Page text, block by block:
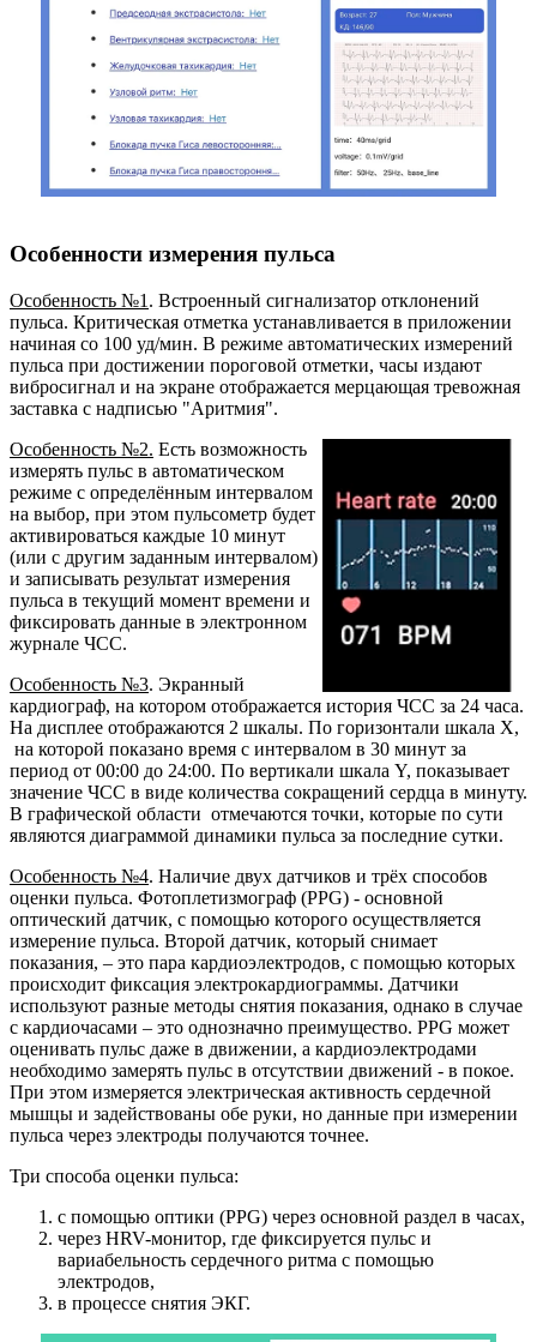
Особенности измерения пульса
Особенность №1 . Встроенный сигнализатор отклонений
пульса. Критическая отметка устанавливается в приложении
начиная со 100 уд/мин. В режиме автоматических измерений
пульса при достижении пороговой отметки, часы издают
вибросигнал и на экране отображается мерцающая тревожная
заставка с надписью "Аритмия".
Особенность №2. Есть возможность
измерять пульс в автоматическом
режиме с определённым интервалом
на выбор, при этом пульсометр будет
активироваться каждые 10 минут
(или с другим заданным интервалом)
и записывать результат измерения
пульса в текущий момент времени и
фиксировать данные в электронном
журнале ЧСС.
Особенность №3. Экранный
кардиограф, на котором отображается история ЧСС за 24 часа.
На дисплее отображаются 2 шкалы. По горизонтали шкала X,
на которой показано время с интервалом в 30 минут за
период от 00:00 до 24:00. По вертикали шкала Y, показывает
значение ЧСС в виде количества сокращений сердца в минуту.
В графической области отмечаются точки, которые по сути
являются диаграммой динамики пульса за последние сутки.
Особенность №4. Наличие двух датчиков и трёх способов
оценки пульса. Фотоплетизмограф (PPG) - основной
оптический датчик, с помощью которого осуществляется
измерение пульса. Второй датчик, который снимает
показания, – это пара кардиоэлектродов, с помощью которых
происходит фиксация электрокардиограммы. Датчики
используют разные методы снятия показания, однако в случае
с кардиочасами – это однозначно преимущество. PPG может
оценивать пульс даже в движении, а кардиоэлектродами
необходимо замерять пульс в отсутствии движений - в покое.
При этом измеряется электрическая активность сердечной
мышцы и задействованы обе руки, но данные при измерении
пульса через электроды получаются точнее.
Три способа оценки пульса:
с помощью оптики (PPG) через основной раздел в часах,
через HRV-монитор, где фиксируется пульс и
вариабельность сердечного ритма с помощью
электродов,
в процессе снятия ЭКГ.